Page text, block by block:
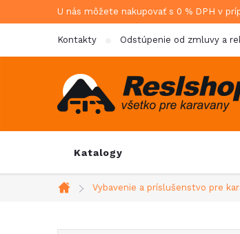
na
U nás môžete nakupovať s 0 % DPH v
Kontakty Odstúpenie od zmluvy a
Katalogy
Domov
Vybavenie a príslušenstvo pre